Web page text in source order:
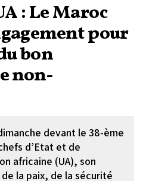
: Le Maroc
pour
bon
non-
devant le 38-ème
d’Etat et de
africaine (UA), son
la paix, de la sécurité